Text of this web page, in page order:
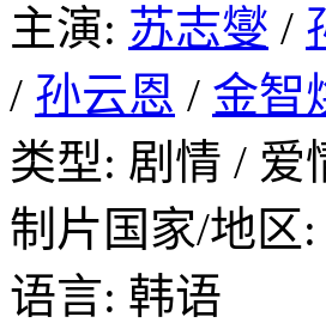
主演: 苏志燮 /
/ 孙云恩 / 金智
类型: 剧情 / 爱
制片国家/地区:
语言: 韩语